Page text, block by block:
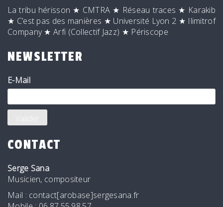
La tribu hérisson ★ CMTRA ★ Réseau traces ★ Karakib
★ C’est pas des manières ★ Université Lyon 2 ★ Ilimitrof
Company★Arfi (Collectif Jazz) ★ Périscope
NEWSLETTER
E-Mail
CONTACT
Serge Sana
Musicien, compositeur
Mail : contact[arobase]sergesana.fr